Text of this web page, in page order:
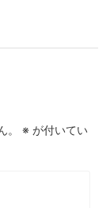
※ が付いてい